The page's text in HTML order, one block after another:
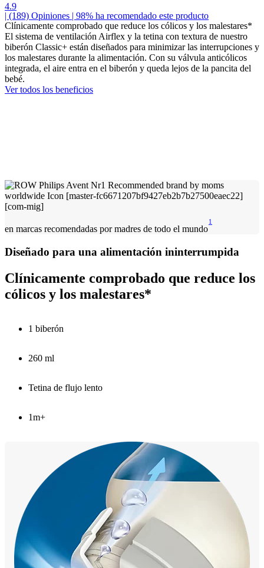
4.9
| (189) Opiniones | 98% ha recomendado este producto
Clínicamente comprobado que reduce los cólicos y los malestares*
El sistema de ventilación Airflex y la tetina con textura de nuestro
biberón Classic+ están diseñados para minimizar las interrupciones y
los malestares durante la alimentación. Con su válvula anticólicos
integrada, el aire entra en el biberón y queda lejos de la pancita del
bebé.
Ver todos los beneficios
en marcas recomendadas por madres de todo el mundo
1
Diseñado para una alimentación ininterrumpida
Clínicamente comprobado que reduce los
cólicos y los malestares*
1 biberón
260 ml
Tetina de flujo lento
1m+